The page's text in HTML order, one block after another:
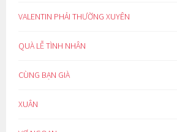
VALENTIN PHẢI THƯỜNG XUYÊN
QUÀ LỄ TÌNH NHÂN
CÙNG BẠN GIÀ
XUÂN